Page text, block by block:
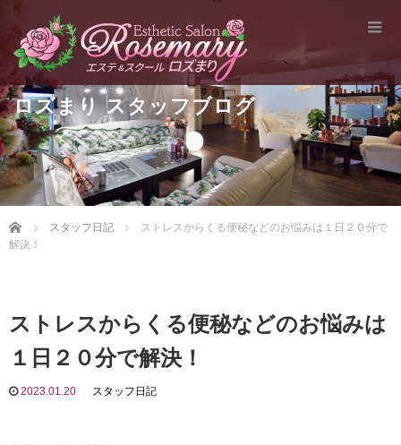
ロズまり スタッフブログ
Home スタッフ日記
ストレスからくる便秘などのお悩みは１日２０分で
解決！
ストレスからくる便秘などのお悩みは
１日２０分で解決！
2023.01.20 スタッフ日記